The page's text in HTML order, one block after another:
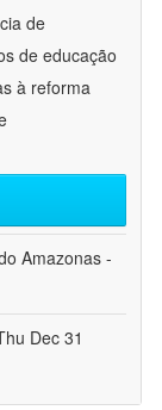
de
de educação
à reforma
Amazonas -
Dec 31